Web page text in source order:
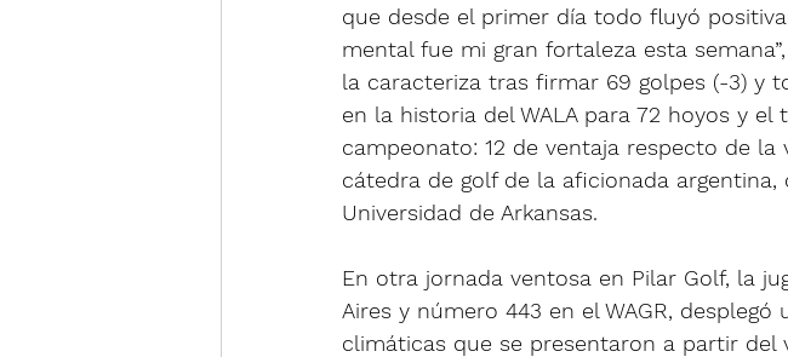
que desde el primer día todo fluyó
mental fue mi gran fortaleza esta
la caracteriza tras firmar 69 golpes (-3) y
en la historia del WALA para 72 hoyos y
campeonato: 12 de ventaja respecto de la
cátedra de golf de la aficionada
Universidad de Arkansas.
En otra jornada ventosa en Pilar Golf, la
Aires y número 443 en el WAGR,
climáticas que se presentaron a partir del